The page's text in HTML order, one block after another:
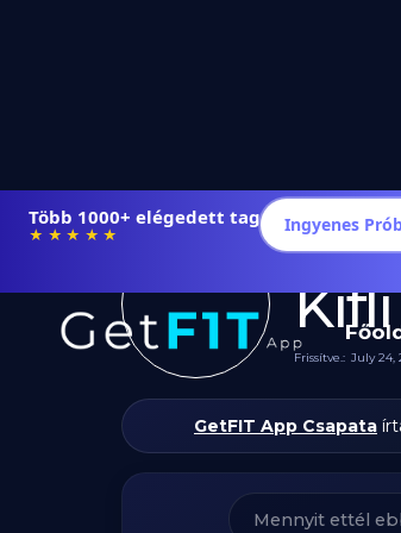
Étrendek, receptek és edzéstervek
★★★★★
Frissítve.: July 24,
GetFIT App Csapata